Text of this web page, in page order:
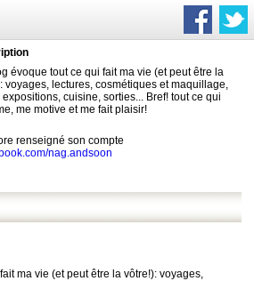
évoque tout ce qui fait ma vie (et peut être la
voyages, lectures, cosmétiques et maquillage,
expositions, cuisine, sorties... Bref! tout ce qui
me motive et me fait plaisir!
renseigné son compte
nag.andsoon
ma vie (et peut être la vôtre!): voyages,